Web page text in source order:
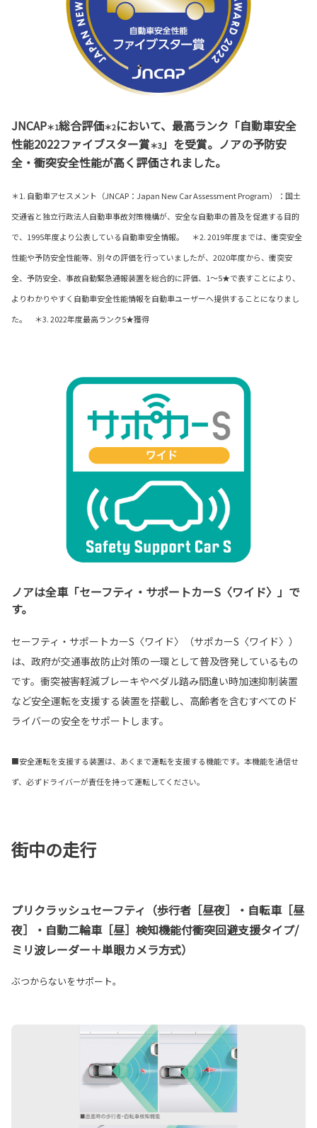
JNCAP＊1総合評価＊2において、最高ランク「自動車安全
性能2022ファイブスター賞＊3」を受賞。ノアの予防安
全・衝突安全性能が高く評価されました。
＊1. 自動車アセスメント（JNCAP：Japan New Car Assessment Program）：国土
交通省と独立行政法人自動車事故対策機構が、 安全な自動車の普及を促進する目的
で、1995年度より公表している自動車安全情報。 ＊2. 2019年度までは、衝突安全
性能や予防安全性能等、別々の評価を行っていましたが、2020年度から、衝突安
全、予防安全、事故自動緊急通報装置を総合的に評価、1～5★で表すことにより、
よりわかりやすく自動車安全性能情報を自動車ユーザーへ提供することになりまし
た。 ＊3. 2022年度最高ランク5★獲得
ノアは全車「セーフティ・サポートカーS〈ワイド〉」で
す。
セーフティ・サポートカーS〈ワイド〉（サポカーS〈ワイド〉）
は、政府が交通事故防止対策の一環として普及啓発しているもの
です。衝突被害軽減ブレーキやペダル踏み間違い時加速抑制装置
など安全運転を支援する装置を搭載し、高齢者を含むすべてのド
ライバーの安全をサポートします。
■安全運転を支援する装置は、あくまで運転を支援する機能です。本機能を過信せ
ず、必ずドライバーが責任を持って運転してください。
街中の走行
プリクラッシュセーフティ（歩行者［昼夜］・自転車［昼
夜］・自動二輪車［昼］検知機能付衝突回避支援タイプ/
ミリ波レーダー＋単眼カメラ方式）
ぶつからないをサポート。